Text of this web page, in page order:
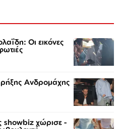
Οι εικόνες
Ανδρομάχης
showbiz χώρισε -